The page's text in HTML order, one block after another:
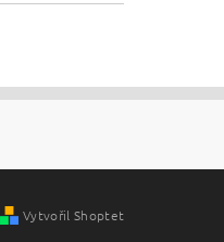
Vytvořil Shoptet